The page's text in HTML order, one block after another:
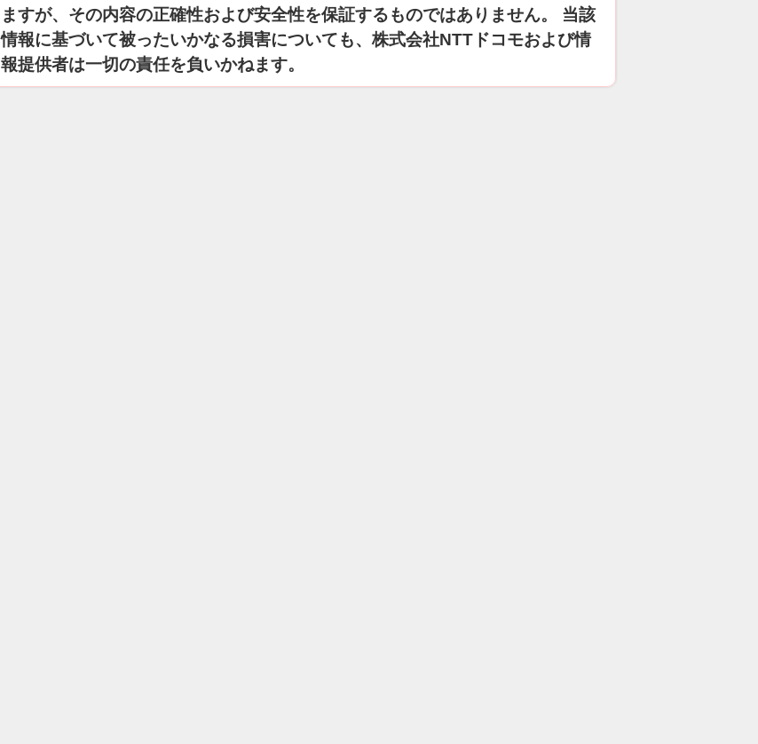
ますが、その内容の正確性および安全性を保証するものではありません。 当該
情報に基づいて被ったいかなる損害についても、株式会社NTTドコモおよび情
報提供者は一切の責任を負いかねます。